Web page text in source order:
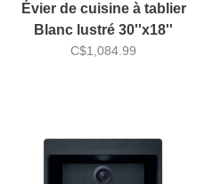
Évier de cuisine à tablier
Blanc lustré 30''x18''
Bristol BF-100
C$1,084.99